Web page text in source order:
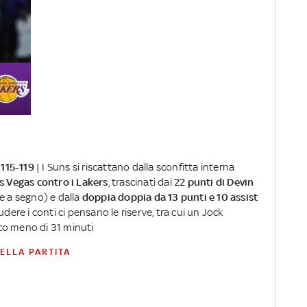
119 | I Suns si riscattano dalla sconfitta interna
Vegas contro i Lakers , trascinati dai22 punti di Devin
a segno) e dalla doppia doppia da 13 punti e 10 assist
i conti ci pensano le riserve, tra cui un Jock
meno di 31 minuti
PARTITA